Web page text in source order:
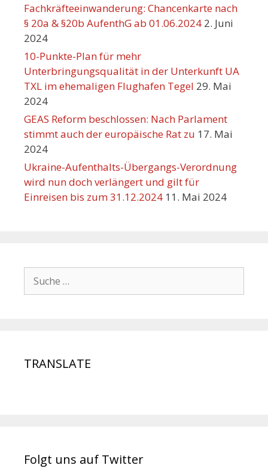
Fachkräfteeinwanderung: Chancenkarte nach
§ 20a & §20b AufenthG ab 01.06.2024 2. Juni
2024
10-Punkte-Plan für mehr
Unterbringungsqualität in der Unterkunft UA
TXL im ehemaligen Flughafen Tegel 29. Mai
2024
GEAS Reform beschlossen: Nach Parlament
stimmt auch der europäische Rat zu 17. Mai
2024
Ukraine-Aufenthalts-Übergangs-Verordnung
wird nun doch verlängert und gilt für
Einreisen bis zum 31.12.2024 11. Mai 2024
TRANSLATE
Folgt uns auf Twitter